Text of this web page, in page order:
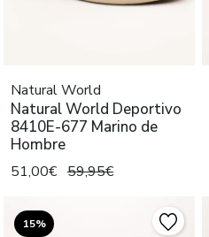
Natural World
Natural World Deportivo
8410E-677 Marino de
Hombre
51,00€ 59,95€
15%